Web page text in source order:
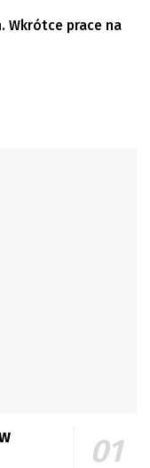
Wkrótce prace na